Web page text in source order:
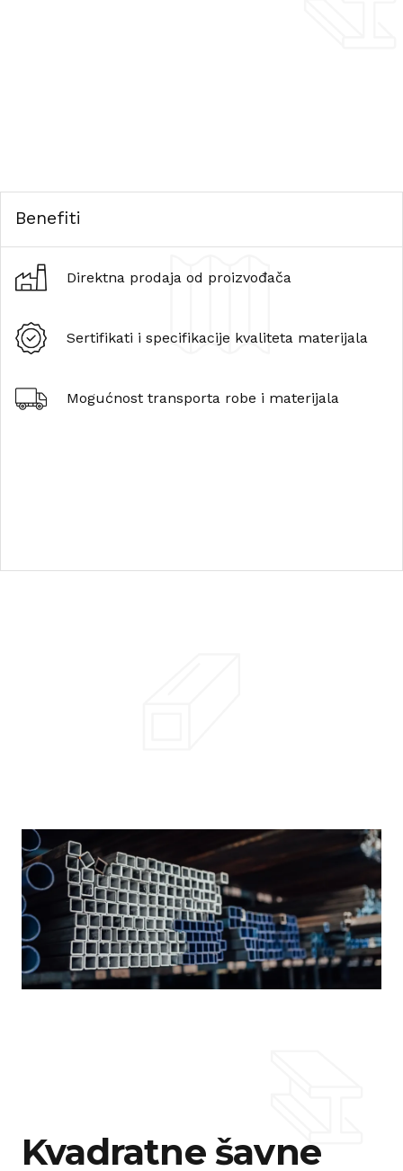
Benefiti
Direktna prodaja od proizvođača
Sertifikati i specifikacije kvaliteta materijala
Mogućnost transporta robe i materijala
Kvadratne šavne